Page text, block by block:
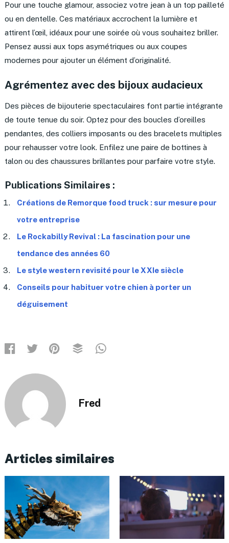
Pour une touche glamour, associez votre jean à un top pailleté
ou en dentelle. Ces matériaux accrochent la lumière et
attirent l’œil, idéaux pour une soirée où vous souhaitez briller.
Pensez aussi aux tops asymétriques ou aux coupes
modernes pour ajouter un élément d’originalité.
Agrémentez avec des bijoux audacieux
Des pièces de bijouterie spectaculaires font partie intégrante
de toute tenue du soir. Optez pour des boucles d’oreilles
pendantes, des colliers imposants ou des bracelets multiples
pour rehausser votre look. Enfilez une paire de bottines à
talon ou des chaussures brillantes pour parfaire votre style.
Publications Similaires :
Créations de Remorque food truck : sur mesure pour
votre entreprise
Le Rockabilly Revival : La fascination pour une
tendance des années 60
Le style western revisité pour le XXIe siècle
Conseils pour habituer votre chien à porter un
déguisement
Fred
Articles similaires